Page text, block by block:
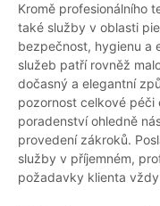
Kromě profesionálního
také služby v oblasti
bezpečnost, hygienu a
služeb patří rovněž
dočasný a elegantní
pozornost celkové
poradenství ohledně
provedení zákroků.
služby v příjemném,
požadavky klienta